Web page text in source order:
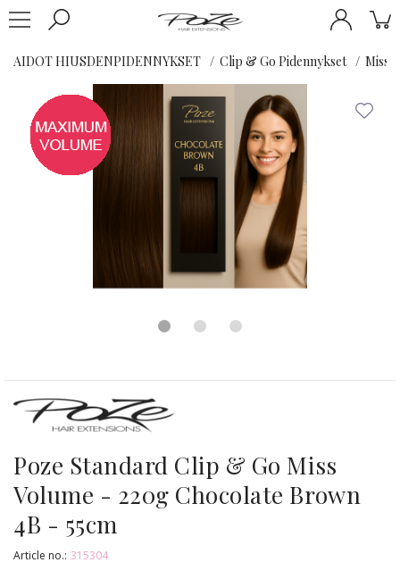
AIDOT HIUSDENPIDENNYKSET Clip & Go Pidennykset Miss
Poze Standard Clip & Go Miss
Volume - 220g Chocolate Brown
4B - 55cm
Article no.: 315304